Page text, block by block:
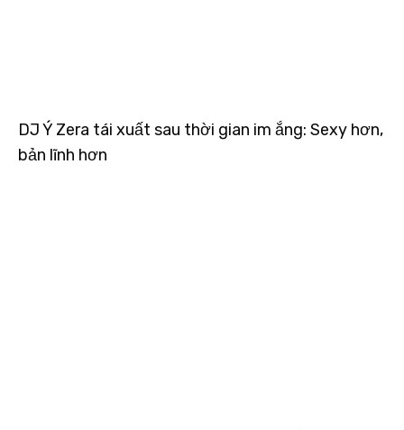
DJ Ý Zera tái xuất sau thời gian im ắng: Sexy hơn,
bản lĩnh hơn